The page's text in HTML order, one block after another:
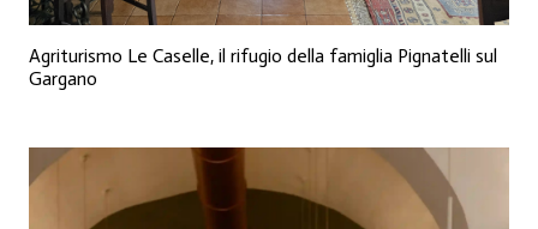
Agriturismo Le Caselle, il rifugio della famiglia Pignatelli sul
Gargano